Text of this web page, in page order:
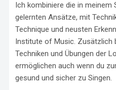
Ich kombiniere die in meinem
gelernten Ansätze, mit
Technique und neusten
Institute of Music. Zusätzlich
Techniken und Übungen der
ermöglichen auch wenn du
gesund und sicher zu Singen.